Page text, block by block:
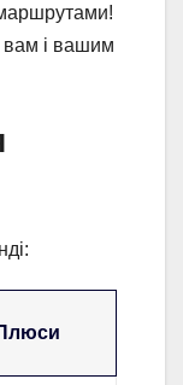
вам і вашим